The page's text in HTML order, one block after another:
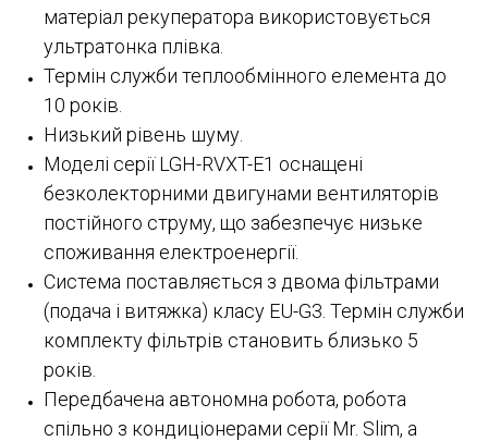
матеріал рекуператора використовується
ультратонка плівка.
Термін служби теплообмінного елемента до
10 років.
Низький рівень шуму.
Моделі серії LGH-RVXT-E1 оснащені
безколекторними двигунами вентиляторів
постійного струму, що забезпечує низьке
споживання електроенергії.
Система поставляється з двома фільтрами
(подача і витяжка) класу EU-G3. Термін служби
комплекту фільтрів становить близько 5
років.
Передбачена автономна робота, робота
спільно з кондиціонерами серії Mr. Slim, а